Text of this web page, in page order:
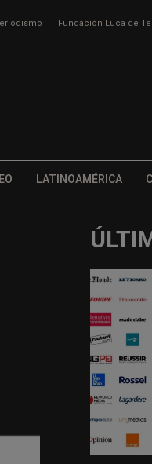
Fundación Luca de
LATINOAMÉRICA